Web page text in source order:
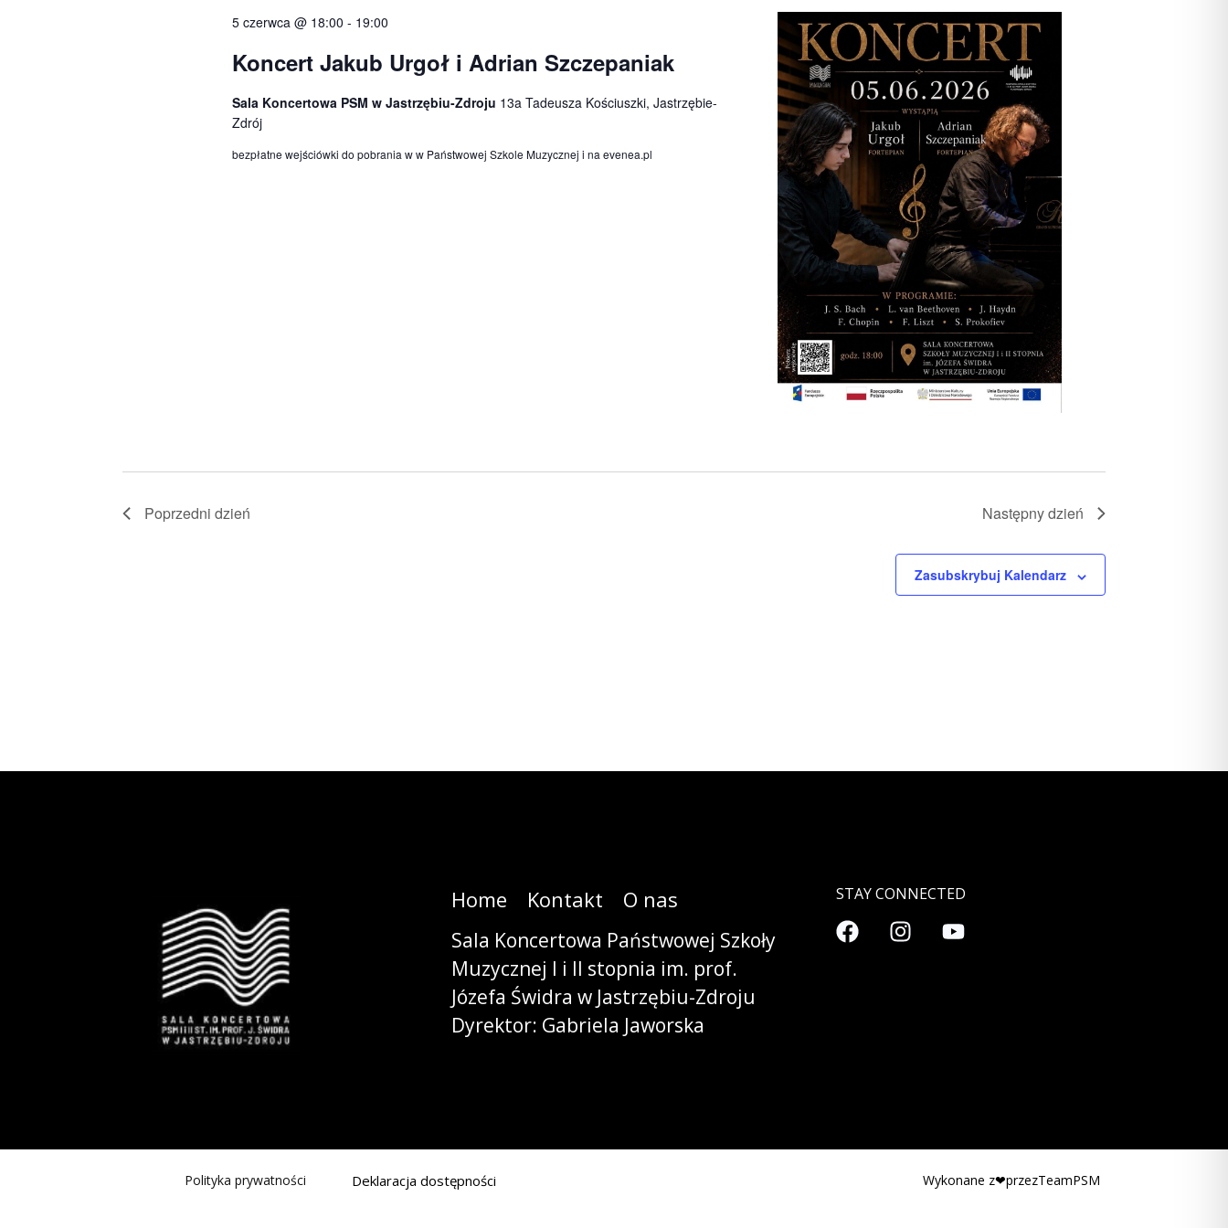
5 czerwca @ 18:00 - 19:00
Koncert Jakub Urgoł i Adrian Szczepaniak
Sala Koncertowa PSM w Jastrzębiu-Zdroju 13a Tadeusza Kościuszki, Jastrzębie-
Zdrój
bezpłatne wejściówki do pobrania w w Państwowej Szkole Muzycznej i na evenea.pl
Poprzedni dzień Następny dzień
Zasubskrybuj Kalendarz
Home Kontakt O nas
Sala Koncertowa Państwowej Szkoły
Muzycznej I i II stopnia im. prof.
Józefa Świdra w Jastrzębiu-Zdroju
Dyrektor: Gabriela Jaworska
STAY CONNECTED
Polityka prywatności Deklaracja dostępności Wykonane z❤przezTeamPSM